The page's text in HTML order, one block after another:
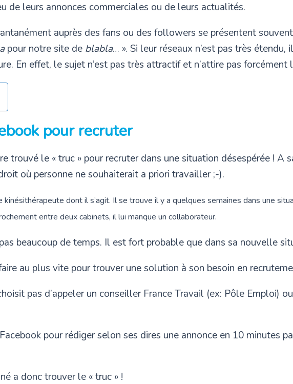
de leurs annonces commerciales ou de leurs actualités.
auprès des fans ou des followers se présentent
pour notre site de blabla… ». Si leur réseaux n’est pas très
En effet, le sujet n’est pas très attractif et n’attire pas forcément
pour recruter
trouvé le « truc » pour recruter dans une situation désespérée ! A
où personne ne souhaiterait a priori travailler ;-).
dont il s’agit. Il se trouve il y a quelques semaines dans une
entre deux cabinets, il lui manque un collaborateur.
beaucoup de temps. Il est fort probable que dans sa nouvelle
au plus vite pour trouver une solution à son besoin en
pas d’appeler un conseiller France Travail (ex: Pôle Emploi)
pour rédiger selon ses dires une annonce en 10 minutes
a donc trouver le « truc » !